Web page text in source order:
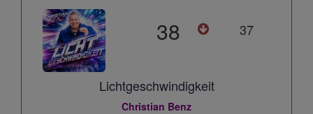
38 37
Lichtgeschwindigkeit
Christian Benz